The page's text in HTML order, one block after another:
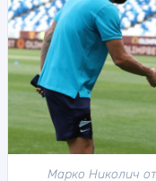
Марко Николич